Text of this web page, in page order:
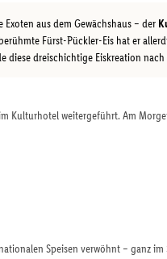
aus dem Gewächshaus – der
Fürst-Pückler-Eis hat er
diese dreischichtige Eiskreation
Kulturhotel weitergeführt. Am
Speisen verwöhnt – ganz im